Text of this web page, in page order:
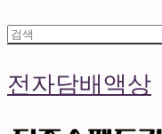
전자담배액상